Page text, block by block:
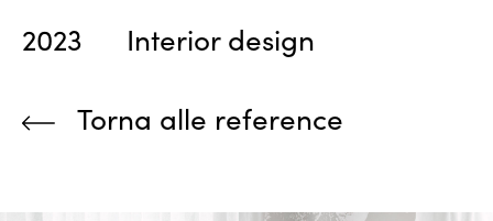
2023 Interior design
Torna alle reference